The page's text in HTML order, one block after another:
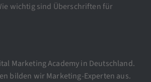
wichtig sind Überschriften für
Marketing Academy in Deutschland.
bilden wir Marketing-Experten aus.